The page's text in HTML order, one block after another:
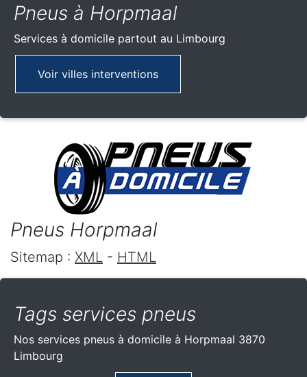
Pneus à Horpmaal
Services à domicile partout au Limbourg
Voir villes interventions
Pneus Horpmaal
Sitemap : XML - HTML
Tags services pneus
Nos services pneus à domicile à Horpmaal 3870
Limbourg